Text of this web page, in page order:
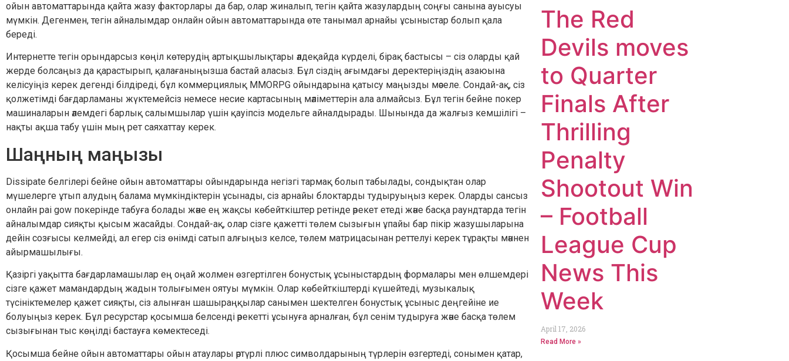
ойын автоматтарында қайта жазу факторлары да бар, олар жиналып, тегін қайта жазулардың соңғы санына ауысуы
мүмкін. Дегенмен, тегін айналымдар онлайн ойын автоматтарында өте танымал арнайы ұсыныстар болып қала
береді.
Интернетте тегін орындарсыз көңіл көтерудің артықшылықтары әлдеқайда күрделі, бірақ бастысы – сіз оларды қай
жерде болсаңыз да қарастырып, қалағаныңызша бастай аласыз. Бұл сіздің ағымдағы деректеріңіздің азаюына
келісуіңіз керек дегенді білдіреді, бұл коммерциялық MMORPG ойындарына қатысу маңызды мәселе. Сондай-ақ, сіз
қолжетімді бағдарламаны жүктемейсіз немесе несие картасының мәліметтерін ала алмайсыз. Бұл тегін бейне покер
машиналарын әлемдегі барлық салымшылар үшін қауіпсіз модельге айналдырады. Шынында да жалғыз кемшілігі –
нақты ақша табу үшін мың рет саяхаттау керек.
Шаңның маңызы
Dissipate белгілері бейне ойын автоматтары ойындарында негізгі тармақ болып табылады, сондықтан олар
мүшелерге ұтып алудың балама мүмкіндіктерін ұсынады, сіз арнайы блоктарды тудыруыңыз керек. Оларды сансыз
онлайн pai gow покерінде табуға болады және ең жақсы көбейткіштер ретінде әрекет етеді және басқа раундтарда тегін
айналымдар сияқты қысым жасайды. Сондай-ақ, олар сізге қажетті төлем сызығын ұпайы бар пікір жазушыларына
дейін созғысы келмейді, ал егер сіз өнімді сатып алғыңыз келсе, төлем матрицасынан реттелуі керек тұрақты мәннен
айырмашылығы.
Қазіргі уақытта бағдарламашылар ең оңай жолмен өзгертілген бонустық ұсыныстардың формалары мен өлшемдері
сізге қажет мамандардың жадын толығымен оятуы мүмкін. Олар көбейткіштерді күшейтеді, музыкалық
түсініктемелер қажет сияқты, сіз алынған шашыраңқылар санымен шектелген бонустық ұсыныс деңгейіне ие
болуыңыз керек. Бұл ресурстар қосымша белсенді әрекетті ұсынуға арналған, бұл сенім тудыруға және басқа төлем
сызығынан тыс көңілді бастауға көмектеседі.
Қосымша бейне ойын автоматтары ойын атаулары әртүрлі плюс символдарының түрлерін өзгертеді, сонымен қатар,
The Red
Devils moves
to Quarter
Finals After
Thrilling
Penalty
Shootout Win
– Football
League Cup
News This
Week
April 17, 2026
Read More »